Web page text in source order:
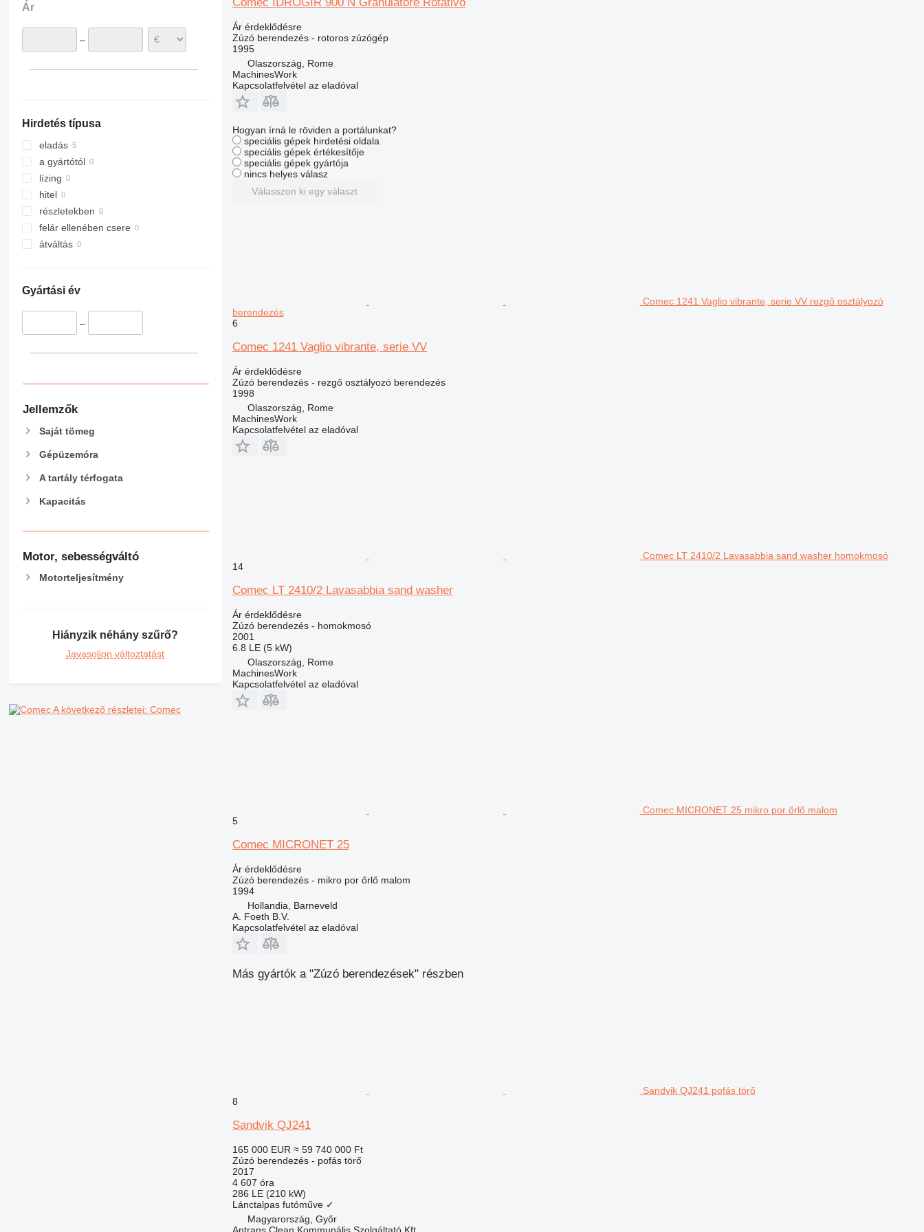
Ár
–
Hirdetés típusa
eladás
a gyártótól
lízing
hitel
részletekben
felár ellenében csere
átváltás
Gyártási év
–
Jellemzők
Saját tömeg
Gépüzemóra
A tartály térfogata
Kapacitás
Motor, sebességváltó
Motorteljesítmény
Hiányzik néhány szűrő?
Javasoljon változtatást
A következő részletei: Comec
Ár érdeklődésre
Zúzó berendezés - rotoros zúzógép
1995
Olaszország, Rome
MachinesWork
Kapcsolatfelvétel az eladóval
Hogyan írná le röviden a portálunkat?
speciális gépek hirdetési oldala
speciális gépek értékesítője
speciális gépek gyártója
nincs helyes válasz
Válasszon ki egy választ
Comec 1241 Vaglio vibrante, serie VV rezgő osztályozó
berendezés
6
Comec 1241 Vaglio vibrante, serie VV
Ár érdeklődésre
Zúzó berendezés - rezgő osztályozó berendezés
1998
Olaszország, Rome
MachinesWork
Kapcsolatfelvétel az eladóval
Comec LT 2410/2 Lavasabbia sand washer homokmosó
14
Comec LT 2410/2 Lavasabbia sand washer
Ár érdeklődésre
Zúzó berendezés - homokmosó
2001
6.8 LE (5 kW)
Olaszország, Rome
MachinesWork
Kapcsolatfelvétel az eladóval
Comec MICRONET 25 mikro por őrlő malom
5
Comec MICRONET 25
Ár érdeklődésre
Zúzó berendezés - mikro por őrlő malom
1994
Hollandia, Barneveld
A. Foeth B.V.
Kapcsolatfelvétel az eladóval
Más gyártók a "Zúzó berendezések" részben
Sandvik QJ241 pofás törő
8
Sandvik QJ241
165 000 EUR ≈ 59 740 000 Ft
Zúzó berendezés - pofás törő
2017
4 607 óra
286 LE (210 kW)
Lánctalpas futóműve ✓
Magyarország, Győr